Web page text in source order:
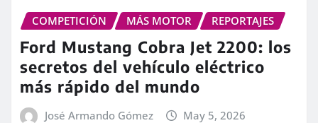
COMPETICIÓN MÁS MOTOR REPORTAJES
Ford Mustang Cobra Jet 2200: los
secretos del vehículo eléctrico
más rápido del mundo
José Armando Gómez May 5, 2026